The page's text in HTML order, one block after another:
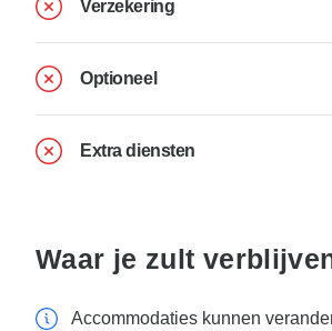
Verzekering
Optioneel
Extra diensten
Waar je zult
Accommodaties kunnen